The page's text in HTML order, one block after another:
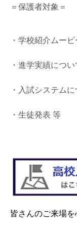
＝保護者対象＝
・学校紹介ムービ
・進学実績につい
・入試システムに
・生徒発表 等
皆さんのご来場を